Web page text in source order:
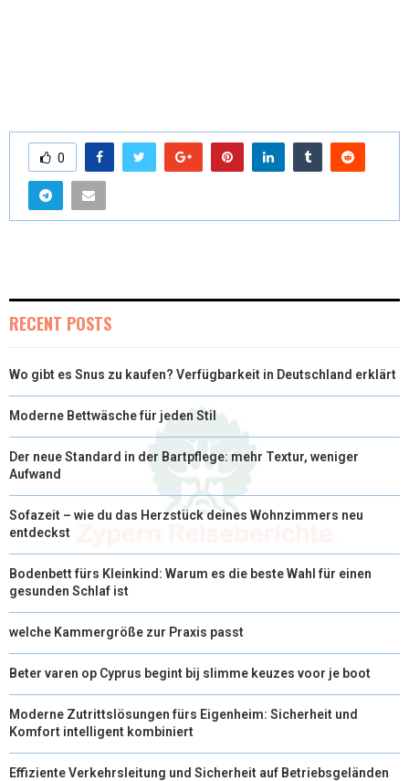
0
RECENT POSTS
Wo gibt es Snus zu kaufen? Verfügbarkeit in Deutschland erklärt
Moderne Bettwäsche für jeden Stil
Der neue Standard in der Bartpflege: mehr Textur, weniger
Aufwand
Sofazeit – wie du das Herzstück deines Wohnzimmers neu
entdeckst
Bodenbett fürs Kleinkind: Warum es die beste Wahl für einen
gesunden Schlaf ist
welche Kammergröße zur Praxis passt
Beter varen op Cyprus begint bij slimme keuzes voor je boot
Moderne Zutrittslösungen fürs Eigenheim: Sicherheit und
Komfort intelligent kombiniert
Effiziente Verkehrsleitung und Sicherheit auf Betriebsgeländen